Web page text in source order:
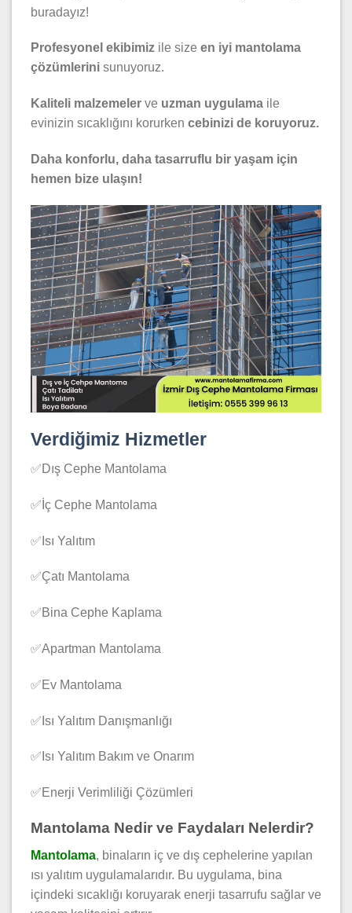
buradayız!
Profesyonel ekibimiz ile size en iyi mantolama
çözümlerini sunuyoruz.
Kaliteli malzemeler ve uzman uygulama ile
evinizin sıcaklığını korurken cebinizi de koruyoruz.
Daha konforlu, daha tasarruflu bir yaşam için
hemen bize ulaşın!
Verdiğimiz Hizmetler
✅Dış Cephe Mantolama
✅İç Cephe Mantolama
✅Isı Yalıtım
✅Çatı Mantolama
✅Bina Cephe Kaplama
✅Apartman Mantolama
✅Ev Mantolama
✅Isı Yalıtım Danışmanlığı
✅Isı Yalıtım Bakım ve Onarım
✅Enerji Verimliliği Çözümleri
Mantolama Nedir ve Faydaları Nelerdir?
Mantolama, binaların iç ve dış cephelerine yapılan
ısı yalıtım uygulamalarıdır. Bu uygulama, bina
içindeki sıcaklığı koruyarak enerji tasarrufu sağlar ve